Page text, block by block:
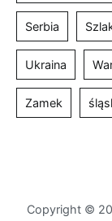
Serbia
Ukraina
Zamek
Copyright ©